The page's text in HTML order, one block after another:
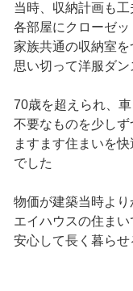
当時、収納計画も工
各部屋にクローゼ
家族共通の収納室
思い切って洋服ダ
70歳を超えられ、
不要なものを少しず
ますます住まいを
でした
物価が建築当時よ
エイハウスの住まい
安心して長く暮らせ